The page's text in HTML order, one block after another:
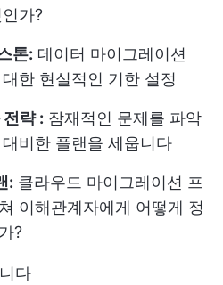
가?
톤: 데이터 마이그레이션
한 현실적인 기한 설정
략 : 잠재적인 문제를 파악
비한 플랜을 세웁니다
: 클라우드 마이그레이션 프
이해관계자에게 어떻게 정
?
다